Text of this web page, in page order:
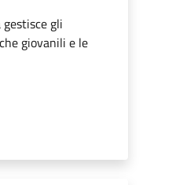
gestisce gli
giovanili e le